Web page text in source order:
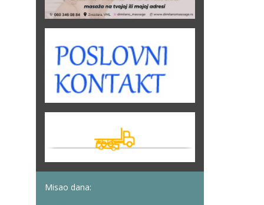
Misao dana: